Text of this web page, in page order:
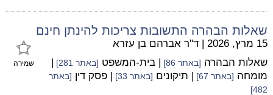
שאלות הבהרה התשובות צריכות להינתן חינם
שמירה
15 מרץ, 2026 | ד"ר אברהם בן עזרא
שאלות הבהרה [באתר 86] | בית-המשפט [באתר 281]
|
מומחה [באתר 67] | תיקונים [באתר 33] | פסק דין [באתר
482]